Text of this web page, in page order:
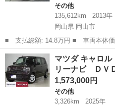
その他
135,612km
2013年
岡山県 岡山市
■ 支払総額: 14.8万円 ■ 車両本体価格： 138,000 円 ■ メーカー
名： マツダ ■ 車種名： フレア
ナビＴＶ Ｂｌｕｅｔｏｏｔｈ
マートキー２...
岡山 岡山市 その他
マツダ キャロ
リーナビ ＤＶ
1,573,000円
その他
3,326km
2025年